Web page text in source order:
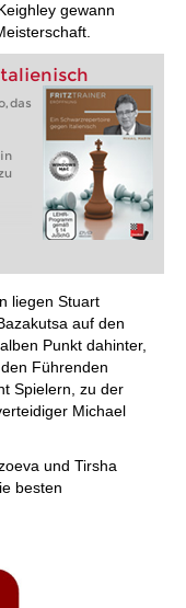
gewann
das
liegen Stuart
auf den
Punkt dahinter,
Führenden
Spielern, zu der
Michael
und Tirsha
besten